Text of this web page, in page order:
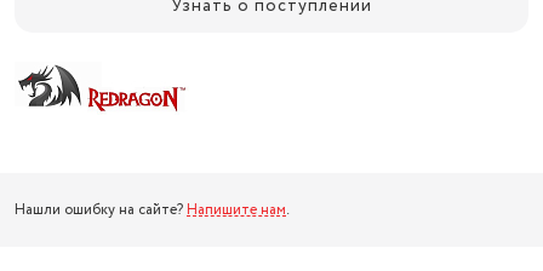
Узнать о поступлении
Нашли ошибку на сайте? Напишите нам.